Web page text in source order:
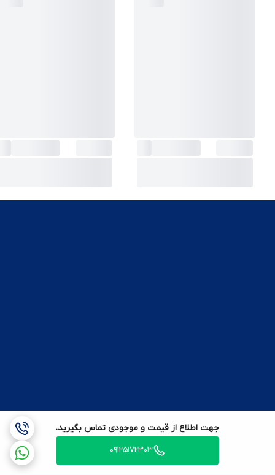
جهت اطلاع از قیمت و موجودی تماس بگیرید.
09125172303